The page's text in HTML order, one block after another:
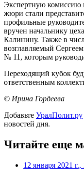
Экспертную комиссию
жюри стали
профильные
вручен начальнику
Калинину. Также в
возглавляемый
№ 11, которым
Переходящий кубок
ответственным
© Ирина Гордеева
Добавьте УралПолит.ру
новостей дня.
Читайте еще
12 января 2021 г.,